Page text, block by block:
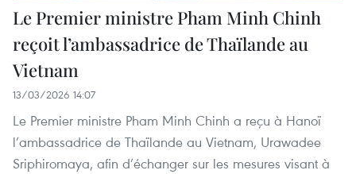
Le Premier ministre Pham Minh Chinh
reçoit l’ambassadrice de Thaïlande au
Vietnam
13/03/2026 14:07
Le Premier ministre Pham Minh Chinh a reçu à Hanoï
l’ambassadrice de Thaïlande au Vietnam, Urawadee
Sriphiromaya, afin d’échanger sur les mesures visant à